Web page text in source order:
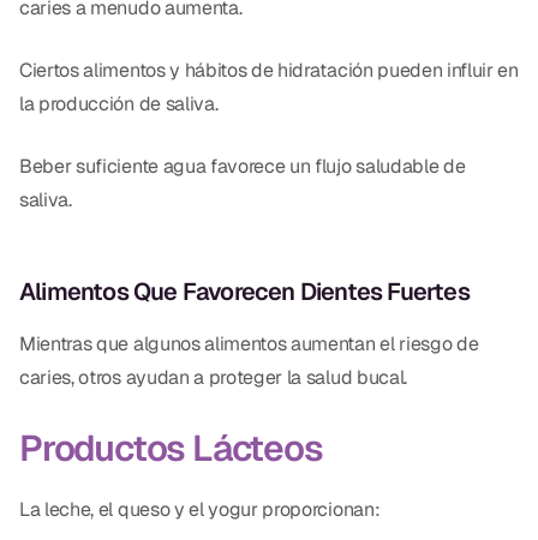
caries a menudo aumenta.
Ciertos alimentos y hábitos de hidratación pueden influir en
la producción de saliva.
Beber suficiente agua favorece un flujo saludable de
saliva.
Alimentos Que Favorecen Dientes Fuertes
Mientras que algunos alimentos aumentan el riesgo de
caries, otros ayudan a proteger la salud bucal.
Productos Lácteos
La leche, el queso y el yogur proporcionan: